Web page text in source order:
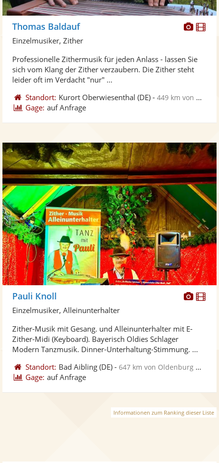
Fotos
Thomas Baldauf
Einzelmusiker, Zither
Professionelle Zithermusik für jeden Anlass - lassen Sie
sich vom Klang der Zither verzaubern. Die Zither steht
leider oft im Verdacht "nur" ...
Standort: Kurort Oberwiesenthal (DE) -449 km von Oldenburg Oldb
Gage: auf Anfrage
Pauli Knoll
Einzelmusiker, Alleinunterhalter
Zither-Musik mit Gesang. und Alleinunterhalter mit E-
Zither-Midi (Keyboard). Bayerisch Oldies Schlager
Modern Tanzmusik. Dinner-Unterhaltung-Stimmung. ...
Standort: Bad Aibling (DE) -647 km von Oldenburg Oldb
Gage: auf Anfrage
Informationen zum Ranking dieser Liste